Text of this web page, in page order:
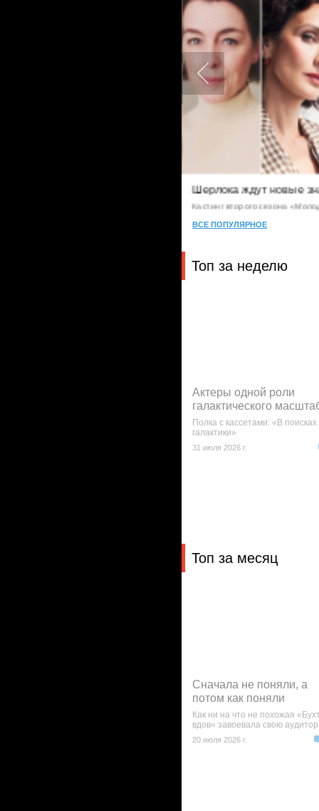
Шерлока ждут новые
Кастинг второго сезона
ВСЕ ПОПУЛЯРНОЕ
Топ за неделю
Актеры одной роли
галактического
Полка с кассетами: «В поисках
галактики»
31 июля 2026 г.
Топ за месяц
Сначала не поняли, а
потом как поняли
Как ни на что не похожая
вдов» завоевала свою
20 июля 2026 г.